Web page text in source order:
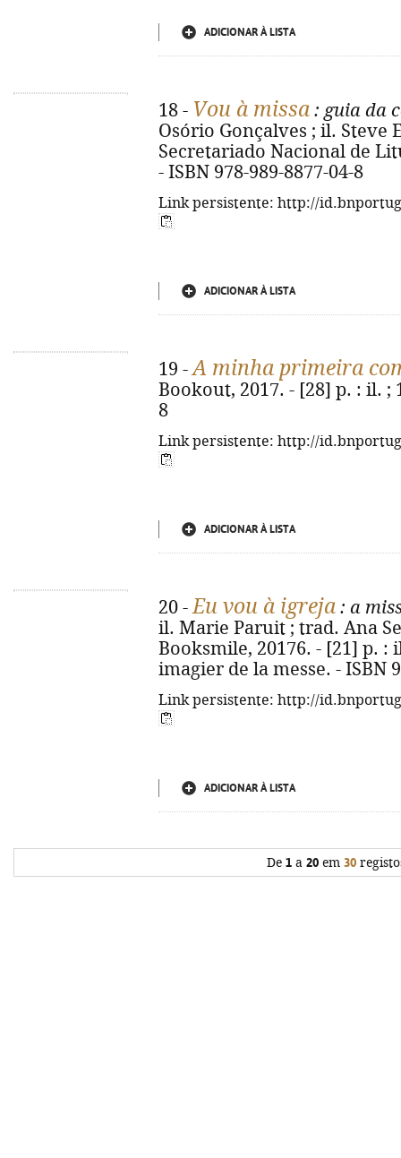
ADICIONAR À LISTA
18 - Vou à missa : guia da
Osório Gonçalves ; il. Steve
Secretariado Nacional de
- ISBN 978-989-8877-04-8
Link persistente: http://
ADICIONAR À LISTA
19 -A minha primeira
Bookout, 2017. - [28] p. : il. ;
8
Link persistente: http://
ADICIONAR À LISTA
20 -Eu vou à igreja : a
il. Marie Paruit ; trad. Ana
Booksmile, 20176. - [21] p. :
imagier de la messe. - ISBN
Link persistente: http://
ADICIONAR À LISTA
De 1a 20em 30